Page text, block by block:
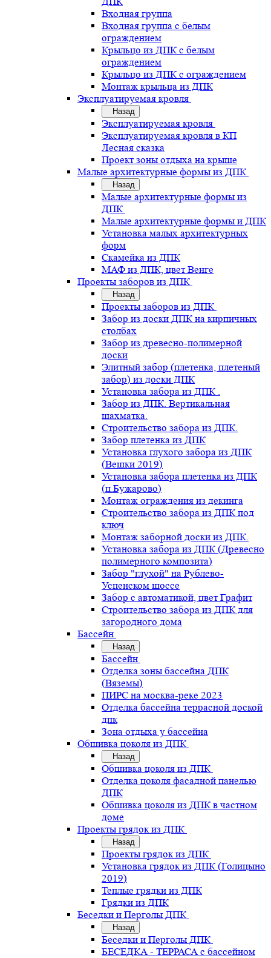
Входная группа
Входная группа с белым
ограждением
Крыльцо из ДПК с белым
ограждением
Крыльцо из ДПК с ограждением
Монтаж крыльца из ДПК
Эксплуатируемая кровля
Назад
Эксплуатируемая кровля
Эксплуатируемая кровля в КП
Лесная сказка
Проект зоны отдыха на крыше
Малые архитектурные формы из ДПК
Назад
Малые архитектурные формы из
ДПК
Малые архитектурные формы и ДПК
Установка малых архитектурных
форм
Скамейка из ДПК
МАФ из ДПК, цвет Венге
Проекты заборов из ДПК
Назад
Проекты заборов из ДПК
Забор из доски ДПК на кирпичных
столбах
Забор из древесно-полимерной
доски
Элитный забор (плетенка, плетеный
забор) из доски ДПК
Установка забора из ДПК .
Забор из ДПК. Вертикальная
шахматка.
Строительство забора из ДПК.
Забор плетенка из ДПК
Установка глухого забора из ДПК
(Вешки 2019)
Установка забора плетенка из ДПК
(п.Бужарово)
Монтаж ограждения из декинга
Строительство забора из ДПК под
ключ
Монтаж заборной доски из ДПК.
Установка забора из ДПК (Древесно
полимерного композита)
Забор "глухой" на Рублево-
Успенском шоссе
Забор с автоматикой, цвет Графит
Строительство забора из ДПК для
загородного дома
Бассейн
Назад
Бассейн
Отделка зоны бассейна ДПК
(Вяземы)
ПИРС на москва-реке 2023
Отделка бассейна террасной доской
дпк
Зона отдыха у бассейна
Обшивка цоколя из ДПК
Назад
Обшивка цоколя из ДПК
Отделка цоколя фасадной панелью
ДПК
Обшивка цоколя из ДПК в частном
доме
Проекты грядок из ДПК
Назад
Проекты грядок из ДПК
Установка грядок из ДПК (Голицыно
2019)
Теплые грядки из ДПК
Грядки из ДПК
Беседки и Перголы ДПК
Назад
Беседки и Перголы ДПК
БЕСЕДКА - ТЕРРАСА с бассейном